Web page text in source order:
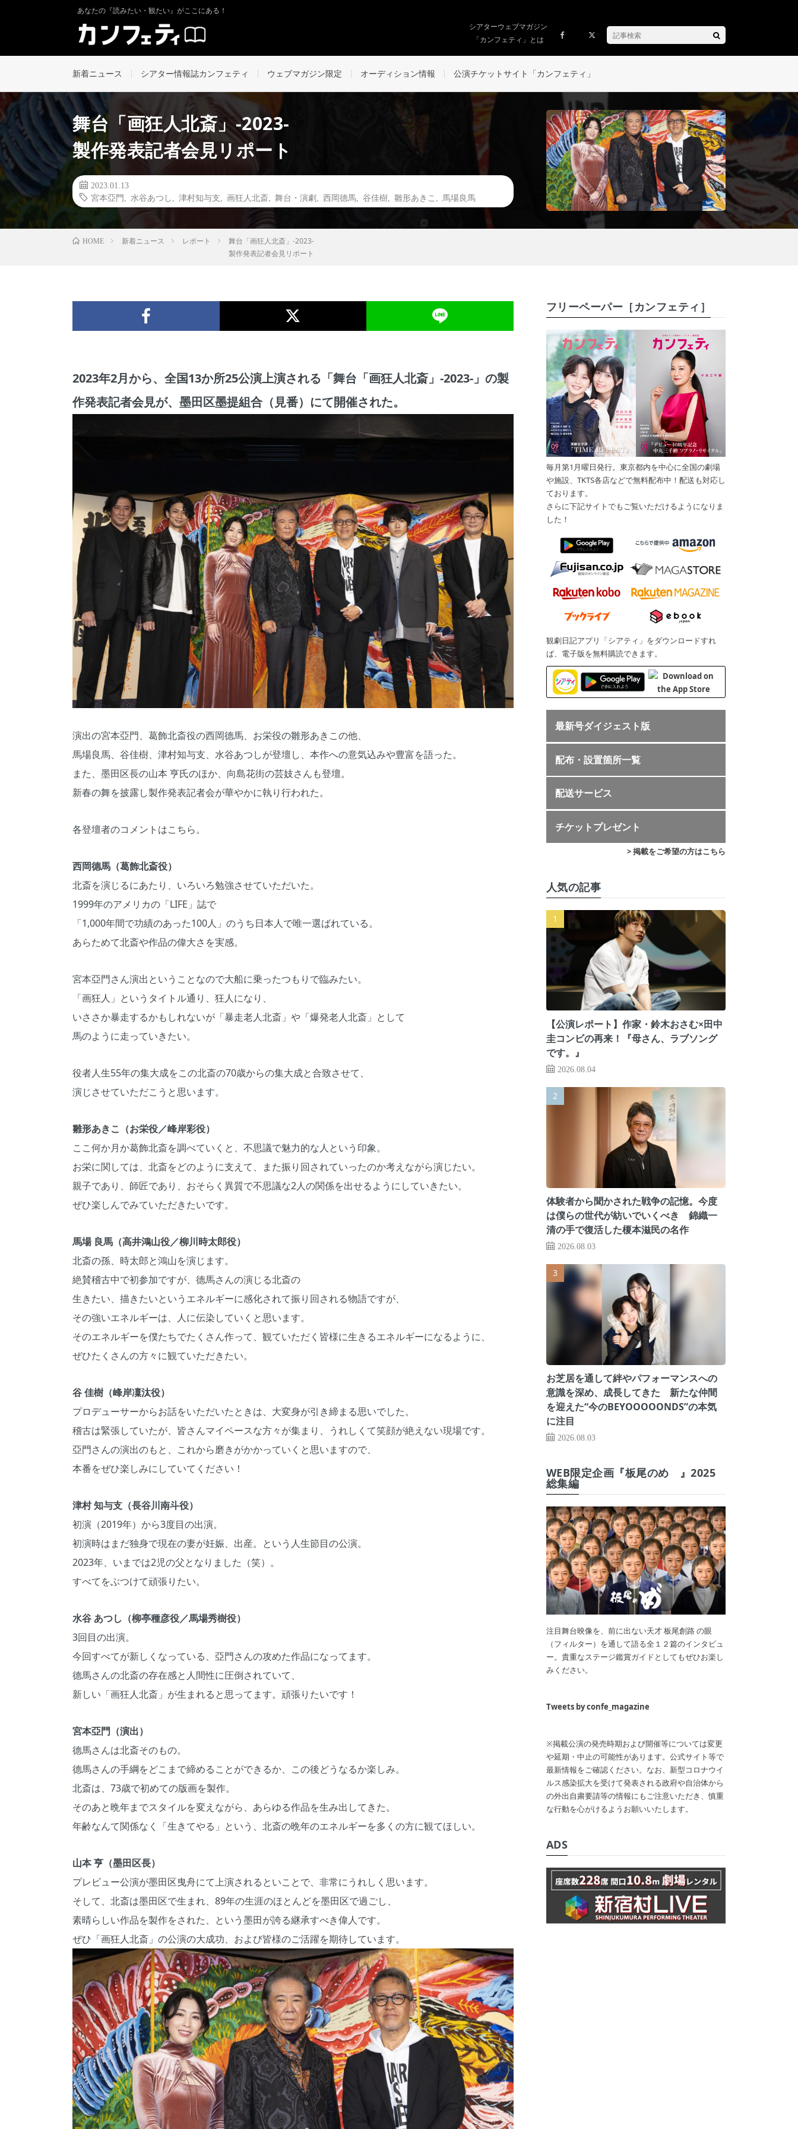
あなたの『読みたい・観たい』がここにある！
シアターウェブマガジン
「カンフェティ」とは
新着ニュース シアター情報誌カンフェティ ウェブマガジン限定 オーディション情報 公演チケットサイト「カンフェティ」
舞台「画狂人北斎」-2023-
製作発表記者会見リポート
2023.01.13
宮本亞門
水谷あつし 津村知与支 画狂人北斎 舞台・演劇 西岡德馬 谷佳樹 雛形あきこ 馬場良馬
HOME 新着ニュース レポート
舞台「画狂人北斎」-2023-
製作発表記者会見リポート
2023年2月から、全国13か所25公演上演される「舞台「画狂人北斎」-2023-」の製
作発表記者会見が、墨田区墨提組合（見番）にて開催された。
演出の宮本亞門、葛飾北斎役の西岡德馬、お栄役の雛形あきこの他、
馬場良馬、谷佳樹、津村知与支、水谷あつしが登壇し、本作への意気込みや豊富を語った。
また、墨田区長の山本 亨氏のほか、向島花街の芸妓さんも登壇。
新春の舞を披露し製作発表記者会が華やかに執り行われた。
各登壇者のコメントはこちら。
西岡德馬（葛飾北斎役）
北斎を演じるにあたり、いろいろ勉強させていただいた。
1999年のアメリカの「LIFE」誌で
「1,000年間で功績のあった100人」のうち日本人で唯一選ばれている。
あらためて北斎や作品の偉大さを実感。
宮本亞門さん演出ということなので大船に乗ったつもりで臨みたい。
「画狂人」というタイトル通り、狂人になり、
いささか暴走するかもしれないが「暴走老人北斎」や「爆発老人北斎」として
馬のように走っていきたい。
役者人生55年の集大成をこの北斎の70歳からの集大成と合致させて、
演じさせていただこうと思います。
雛形あきこ（お栄役／峰岸彩役）
ここ何か月か葛飾北斎を調べていくと、不思議で魅力的な人という印象。
お栄に関しては、北斎をどのように支えて、また振り回されていったのか考えながら演じたい。
親子であり、師匠であり、おそらく異質で不思議な2人の関係を出せるようにしていきたい。
ぜひ楽しんでみていただきたいです。
馬場 良馬（高井鴻山役／柳川時太郎役）
北斎の孫、時太郎と鴻山を演じます。
絶賛稽古中で初参加ですが、德馬さんの演じる北斎の
生きたい、描きたいというエネルギーに感化されて振り回される物語ですが、
その強いエネルギーは、人に伝染していくと思います。
そのエネルギーを僕たちでたくさん作って、観ていただく皆様に生きるエネルギーになるように、
ぜひたくさんの方々に観ていただきたい。
谷 佳樹（峰岸凜汰役）
プロデューサーからお話をいただいたときは、大変身が引き締まる思いでした。
稽古は緊張していたが、皆さんマイペースな方々が集まり、うれしくて笑顔が絶えない現場です。
亞門さんの演出のもと、これから磨きがかかっていくと思いますので、
本番をぜひ楽しみにしていてください！
津村 知与支（長谷川南斗役）
初演（2019年）から3度目の出演。
初演時はまだ独身で現在の妻が妊娠、出産。という人生節目の公演。
2023年、いまでは2児の父となりました（笑）。
すべてをぶつけて頑張りたい。
水谷 あつし（柳亭種彦役／馬場秀樹役）
3回目の出演。
今回すべてが新しくなっている、亞門さんの攻めた作品になってます。
德馬さんの北斎の存在感と人間性に圧倒されていて、
新しい「画狂人北斎」が生まれると思ってます。頑張りたいです！
宮本亞門（演出）
德馬さんは北斎そのもの。
德馬さんの手綱をどこまで締めることができるか、この後どうなるか楽しみ。
北斎は、73歳で初めての版画を製作。
そのあと晩年までスタイルを変えながら、あらゆる作品を生み出してきた。
年齢なんて関係なく「生きてやる」という、北斎の晩年のエネルギーを多くの方に観てほしい。
山本 亨（墨田区長）
プレビュー公演が墨田区曳舟にて上演されるといことで、非常にうれしく思います。
そして、北斎は墨田区で生まれ、89年の生涯のほとんどを墨田区で過ごし、
素晴らしい作品を製作をされた、という墨田が誇る継承すべき偉人です。
ぜひ「画狂人北斎」の公演の大成功、および皆様のご活躍を期待しています。
フリーペーパー［カンフェティ］
毎月第1月曜日発行。東京都内を中心に全国の劇場
や施設、TKTS各店などで無料配布中！配送も対応し
ております。
さらに下記サイトでもご覧いただけるようになりま
した！
観劇日記アプリ「シアティ」をダウンロードすれ
ば、電子版を無料購読できます。
最新号ダイジェスト版
配布・設置箇所一覧
配送サービス
チケットプレゼント
> 掲載をご希望の方はこちら
人気の記事
【公演レポート】作家・鈴木おさむ×田中
圭コンビの再来！『母さん、ラブソング
です。』
2026.08.04
体験者から聞かされた戦争の記憶。今度
は僕らの世代が紡いでいくべき 錦織一
清の手で復活した榎本滋民の名作
2026.08.03
お芝居を通して絆やパフォーマンスへの
意識を深め、成長してきた 新たな仲間
を迎えた“今のBEYOOOOONDS”の本気
に注目
2026.08.03
WEB限定企画『板尾のめ゙』2025
総集編
注目舞台映像を、前に出ない天才 板尾創路 の眼
（フィルター）を通して語る全１２篇のインタビュ
ー。貴重なステージ鑑賞ガイドとしてもぜひお楽し
みください。
Tweets by confe_magazine
※掲載公演の発売時期および開催等については変更
や延期・中止の可能性があります。公式サイト等で
最新情報をご確認ください。なお、新型コロナウイ
ルス感染拡大を受けて発表される政府や自治体から
の外出自粛要請等の情報にもご注意いただき、慎重
な行動を心がけるようお願いいたします。
ADS